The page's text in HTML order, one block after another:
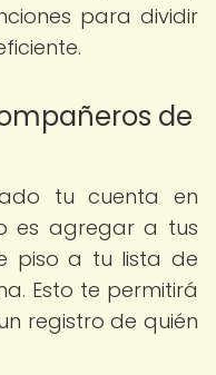
para dividir
de
tu cuenta en
es agregar a tus
piso a tu lista de
Esto te permitirá
registro de quién